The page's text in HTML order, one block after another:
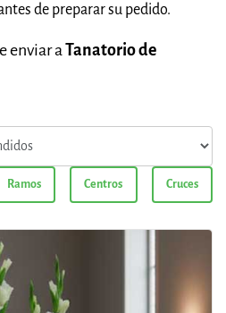
de preparar su pedido.
enviar aTanatorio de
Ramos Centros Cruces